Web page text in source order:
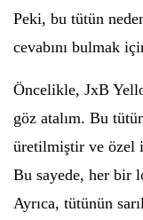
Peki, bu tütün
cevabını bulmak
Öncelikle, JxB
göz atalım. Bu
üretilmiştir ve özel
Bu sayede, her bir
Ayrıca, tütünün